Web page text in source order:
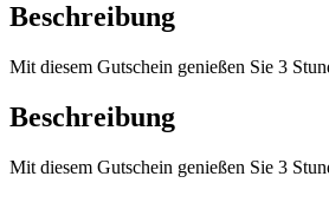
Beschreibung
Mit diesem Gutschein genießen Sie 3
Beschreibung
Mit diesem Gutschein genießen Sie 3